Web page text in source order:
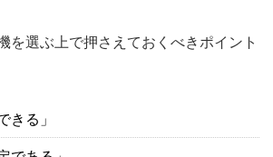
を選ぶ上で押さえておくべきポイント
きる」